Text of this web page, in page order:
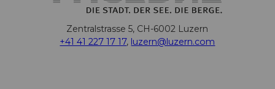
Zentralstrasse 5, CH-6002 Luzern
+41 41 227 17 17, luzern@luzern.com